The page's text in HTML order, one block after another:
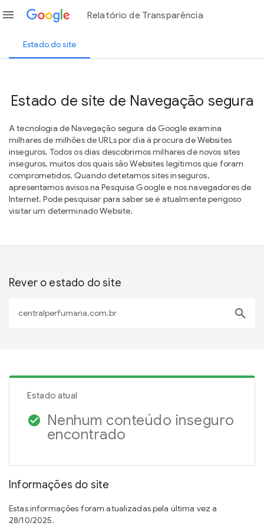
menu Relatório de Transparência
Estado do site
Estado de site de Navegação segura
A tecnologia de Navegação segura da Google examina
milhares de milhões de URLs por dia à procura de Websites
inseguros. Todos os dias descobrimos milhares de novos sites
inseguros, muitos dos quais são Websites legítimos que foram
comprometidos. Quando detetamos sites inseguros,
apresentamos avisos na Pesquisa Google e nos navegadores de
Internet. Pode pesquisar para saber se é atualmente perigoso
visitar um determinado Website.
Rever o estado do site
search
Estado atual
check_circle Nenhum conteúdo inseguro
encontrado
Informações do site
Estas informações foram atualizadas pela última vez a
28/10/2025.